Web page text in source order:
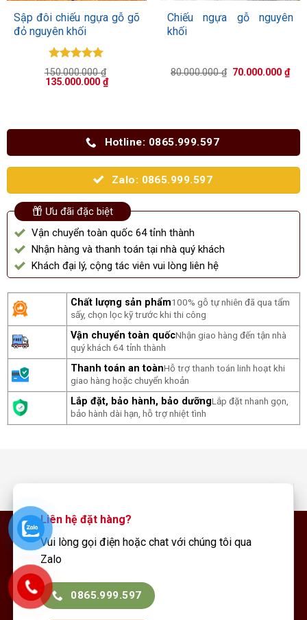
Sập đôi chiếu ngựa gỗ gõ
đỏ nguyên khối
Được xếp
hạng5.00
150.000.000₫
Giá
135.000.000 ₫Giá
hiện
Chiếu ngựa gỗ nguyên
khối
80.000.000₫ Giá
70.000.000₫Giá
Hotline: 0865.999.597
Zalo: 0865.999.597
Ưu đãi đặc biệt
Vận chuyển toàn quốc 64 tỉnh thành
Nhận hàng và thanh toán tại nhà quý khách
Khách đại lý, cộng tác viên vui lòng liên hệ
Chất lượng sản phẩm100% gỗ tự nhiên đã qua tẩm
sấy, chọn lọc kỹ trước khi thi công
Vận chuyển toàn quốcNhận giao hàng đến tận nhà
quý khách 64 tỉnh thành
Thanh toán an toànHỗ trợ thanh toán linh hoạt khi
giao hàng hoặc chuyển khoản
Lắp đặt, bảo hành, bảo dưỡngLắp đặt nhanh gọn,
bảo hành dài hạn, hỗ trợ nhiệt tình
Liên hệ đặt hàng?
Vui lòng gọi điện hoặc chat với chúng tôi qua
Zalo
0865.999.597